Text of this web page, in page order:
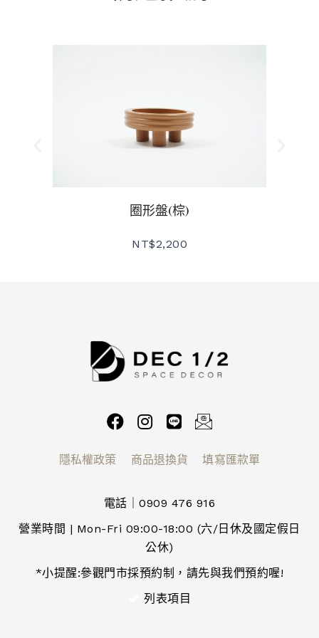
圈形盤(棕)
NT$2,200
隱私權政策 商品退換貨 填寫匯款單
電話｜0909 476 916
營業時間 | Mon-Fri 09:00-18:00 (六/日休及國定假日
公休)
*小提醒:參觀門市採預約制，請先與我們預約喔!
列表項目